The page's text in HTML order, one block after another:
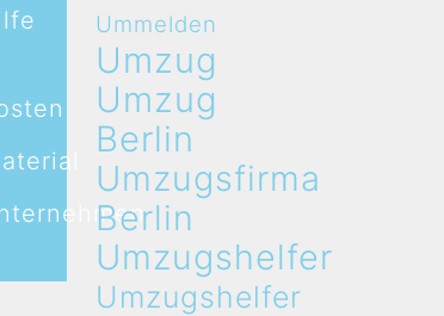
Ummelden
Umzug
Umzug
Berlin
Umzugsfirma
Berlin
Umzugshelfer
Umzugshelfer